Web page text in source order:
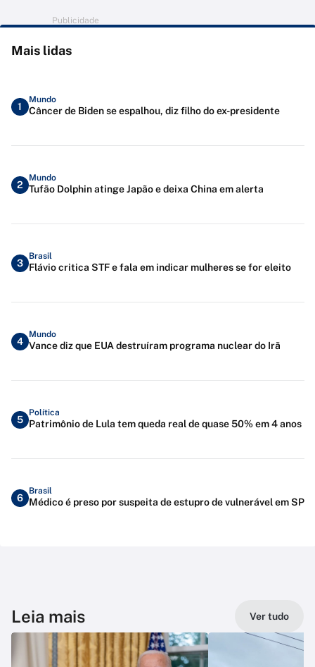
Publicidade
Mais lidas
1
Mundo
Câncer de Biden se espalhou, diz filho do ex-presidente
2
Mundo
Tufão Dolphin atinge Japão e deixa China em alerta
3
Brasil
Flávio critica STF e fala em indicar mulheres se for eleito
4
Mundo
Vance diz que EUA destruíram programa nuclear do Irã
5
Política
Patrimônio de Lula tem queda real de quase 50% em 4 anos
6
Brasil
Médico é preso por suspeita de estupro de vulnerável em SP
Leia mais Ver tudo